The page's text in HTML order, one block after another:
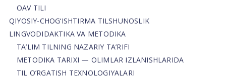
OAV TILI
QIYOSIY-CHOG‘ISHTIRMA TILSHUNOSLIK
LINGVODIDAKTIKA VA METODIKA
TA’LIM TILNING NAZARIY TA’RIFI
METODIKA TARIXI — OLIMLAR IZLANISHLARIDA
TIL O’RGATISH TEXNOLOGIYALARI